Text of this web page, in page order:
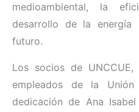
medioambiental, la
desarrollo de la
futuro.
Los socios de
empleados de la
dedicación de Ana